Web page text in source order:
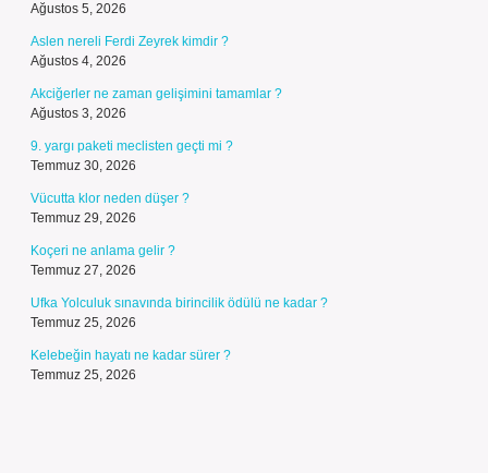
Ağustos 5, 2026
Aslen nereli Ferdi Zeyrek kimdir ?
Ağustos 4, 2026
Akciğerler ne zaman gelişimini tamamlar ?
Ağustos 3, 2026
9. yargı paketi meclisten geçti mi ?
Temmuz 30, 2026
Vücutta klor neden düşer ?
Temmuz 29, 2026
Koçeri ne anlama gelir ?
Temmuz 27, 2026
Ufka Yolculuk sınavında birincilik ödülü ne kadar ?
Temmuz 25, 2026
Kelebeğin hayatı ne kadar sürer ?
Temmuz 25, 2026